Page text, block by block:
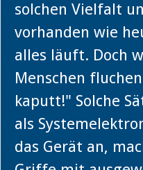
solchen Vielfalt
vorhanden wie
alles läuft. Doch
Menschen
kaputt!" Solche
als
das Gerät an,